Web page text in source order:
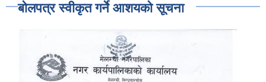
बोलपत्र स्वीकृत गर्ने आशयको सूचना